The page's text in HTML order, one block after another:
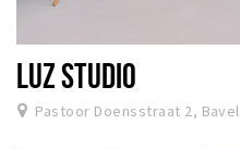
LUZ STUDIO
Pastoor Doensstraat 2, Bavel